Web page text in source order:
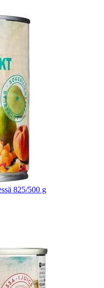
825/500 g